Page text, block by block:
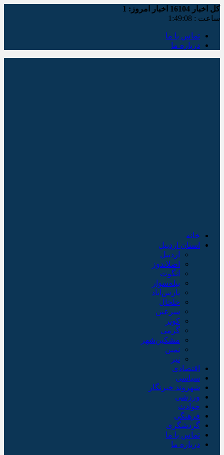
کل اخبار اخبار امروز: 1
ساعت : 1:49:08
تماس با ما
درباره ما
خانه
استان اردبیل
اردبیل
اصلاندوز
انگوت
بیله‌سوار
پارس‌آباد
خلخال
سرعین
کوثر
گرمی
مشکین‌شهر
نمین
نیر
اقتصادی
سیاسی
شهروند خبرنگار
ورزشی
حوادث
فرهنگی
گردشگری
تماس با ما
درباره ما